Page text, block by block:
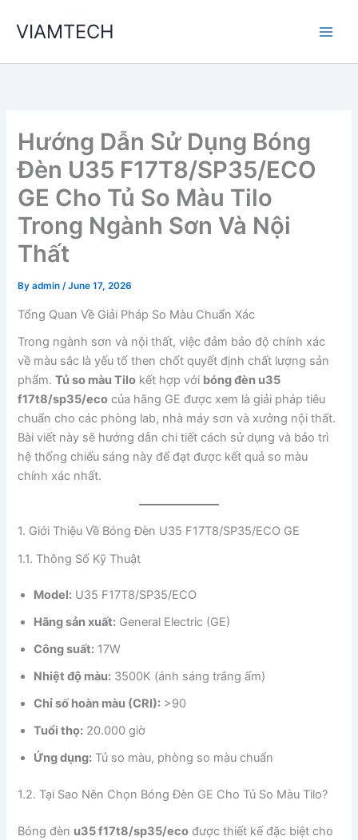
VIAMTECH
Hướng Dẫn Sử Dụng Bóng
Đèn U35 F17T8/SP35/ECO
GE Cho Tủ So Màu Tilo
Trong Ngành Sơn Và Nội
Thất
Byadmin/June 17, 2026
Tổng Quan Về Giải Pháp So Màu Chuẩn Xác
Trong ngành sơn và nội thất, việc đảm bảo độ chính xác
về màu sắc là yếu tố then chốt quyết định chất lượng sản
phẩm.Tủ so màu Tilo kết hợp với bóng đèn u35
f17t8/sp35/eco của hãng GE được xem là giải pháp tiêu
chuẩn cho các phòng lab, nhà máy sơn và xưởng nội thất.
Bài viết này sẽ hướng dẫn chi tiết cách sử dụng và bảo trì
hệ thống chiếu sáng này để đạt được kết quả so màu
chính xác nhất.
1. Giới Thiệu Về Bóng Đèn U35 F17T8/SP35/ECO GE
1.1. Thông Số Kỹ Thuật
Model: U35 F17T8/SP35/ECO
Hãng sản xuất: General Electric (GE)
Công suất: 17W
Nhiệt độ màu: 3500K (ánh sáng trắng ấm)
Chỉ số hoàn màu (CRI): >90
Tuổi thọ: 20.000 giờ
Ứng dụng: Tủ so màu, phòng so màu chuẩn
1.2. Tại Sao Nên Chọn Bóng Đèn GE Cho Tủ So Màu Tilo?
Bóng đèn u35 f17t8/sp35/eco được thiết kế đặc biệt cho